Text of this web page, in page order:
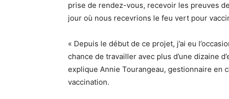
prise de rendez-vous, recevoir les preuves
jour où nous recevrions le feu vert pour
« Depuis le début de ce projet, j’ai eu
chance de travailler avec plus d’une dizaine
explique Annie Tourangeau, gestionnaire en
vaccination.